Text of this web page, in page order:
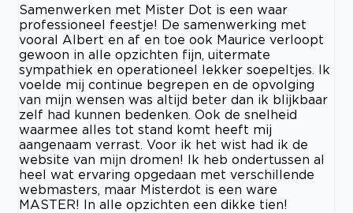
Samenwerken met Mister Dot is een waar
professioneel feestje! De samenwerking met
vooral Albert en af en toe ook Maurice verloopt
gewoon in alle opzichten fijn, uitermate
sympathiek en operationeel lekker soepeltjes. Ik
voelde mij continue begrepen en de opvolging
van mijn wensen was altijd beter dan ik blijkbaar
zelf had kunnen bedenken. Ook de snelheid
waarmee alles tot stand komt heeft mij
aangenaam verrast. Voor ik het wist had ik de
website van mijn dromen! Ik heb ondertussen al
heel wat ervaring opgedaan met verschillende
webmasters, maar Misterdot is een ware
MASTER! In alle opzichten een dikke tien!